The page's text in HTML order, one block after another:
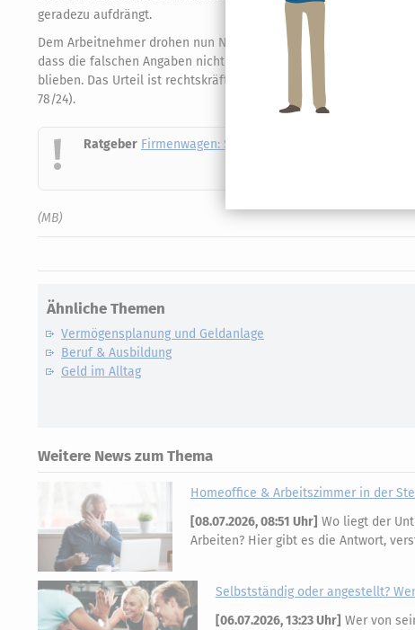
geradezu aufdrängt.
Dem Arbeitnehmer drohen nun Nachzahlungen, Zinsen und
dass die falschen Angaben nicht nur gegenüber dem
blieben. Das Urteil ist rechtskräftig, sodass der Kläger die
78/24).
Ratgeber Firmenwagen: Steuerliche Vorteile ausschöpfen
(MB)
Ähnliche Themen
Vermögensplanung und Geldanlage
Beruf & Ausbildung
Geld im Alltag
Weitere News zum Thema
Homeoffice & Arbeitszimmer in der
[08.07.2026, 08:51 Uhr] Wo liegt der
Arbeiten? Hier gibt es die Antwort,
Selbstständig oder angestellt?
[06.07.2026, 13:23 Uhr] Wer von